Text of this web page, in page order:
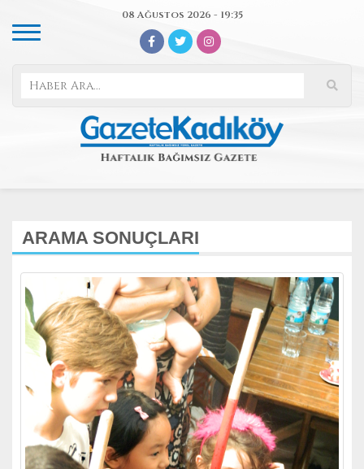
08 Ağustos 2026 - 19:35
ARAMA SONUÇLARI